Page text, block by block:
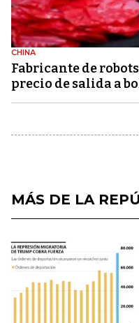
CHINA
Fabricante de
precio de salida a
MÁS DE LA